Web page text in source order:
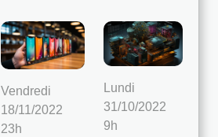
Vendredi
18/11/2022
23h
Lundi
31/10/2022
9h